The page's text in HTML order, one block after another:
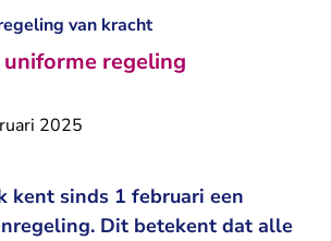
van kracht
regeling
2025
kent sinds 1 februari een
Dit betekent dat alle